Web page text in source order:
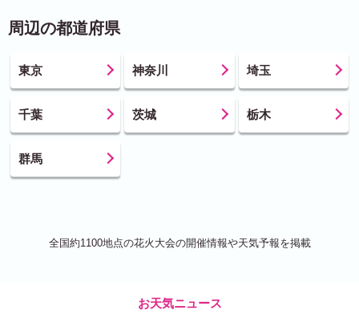
周辺の都道府県
東京 神奈川 埼玉
千葉 茨城 栃木
群馬
全国約1100地点の花火大会の開催情報や天気予報を掲載
お天気ニュース